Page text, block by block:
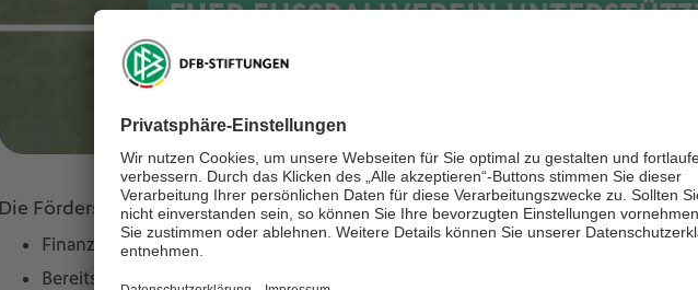
Die Fördersumme kann beispielsweise für folgende Zwecke eingesetzt werden:
Finanzierung von Mitgliedsbeiträgen, Spielerpässen und Sondertrainings
Bereitstellung von Sportkleidung und Equipment